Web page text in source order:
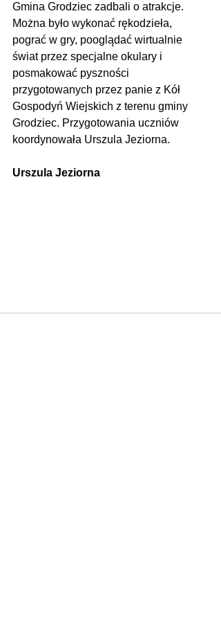
Gmina Grodziec zadbali o atrakcje.
Można było wykonać rękodzieła,
pograć w gry, pooglądać wirtualnie
świat przez specjalne okulary i
posmakować pyszności
przygotowanych przez panie z Kół
Gospodyń Wiejskich z terenu gminy
Grodziec. Przygotowania uczniów
koordynowała Urszula Jeziorna.
Urszula Jeziorna